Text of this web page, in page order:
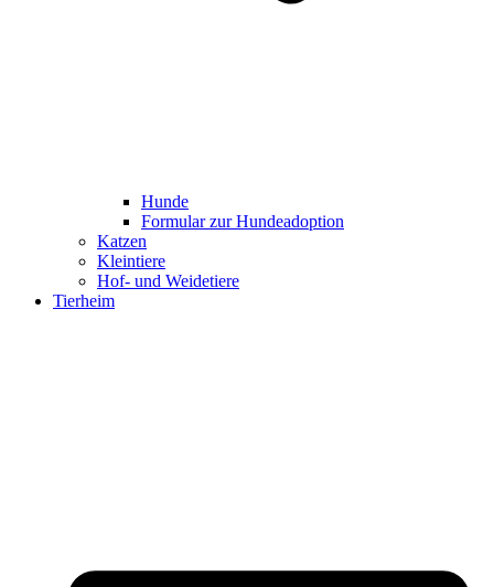
Hunde
Formular zur Hundeadoption
Katzen
Kleintiere
Hof- und Weidetiere
Tierheim